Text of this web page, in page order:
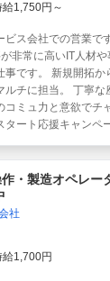
1,750円～
ビス会社での営業で
非常に高いIT人材
事です。 新規開拓
ルチに担当。 丁寧
コミュ力と意欲でチ
タート応援キャンペ
・製造オペレー
社
1,700円